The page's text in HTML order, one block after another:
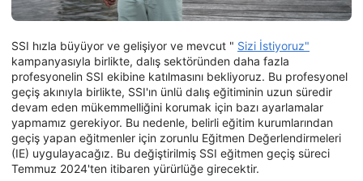
SSI hızla büyüyor ve gelişiyor ve mevcut " Sizi İstiyoruz"
kampanyasıyla birlikte, dalış sektöründen daha fazla
profesyonelin SSI ekibine katılmasını bekliyoruz. Bu profesyonel
geçiş akınıyla birlikte, SSI'ın ünlü dalış eğitiminin uzun süredir
devam eden mükemmelliğini korumak için bazı ayarlamalar
yapmamız gerekiyor. Bu nedenle, belirli eğitim kurumlarından
geçiş yapan eğitmenler için zorunlu Eğitmen Değerlendirmeleri
(IE) uygulayacağız. Bu değiştirilmiş SSI eğitmen geçiş süreci
Temmuz 2024'ten itibaren yürürlüğe girecektir.